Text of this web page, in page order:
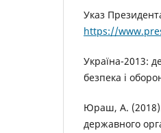
Указ
https://
Україна-2013:
безпека і
Юраш, А. (2018).
державного